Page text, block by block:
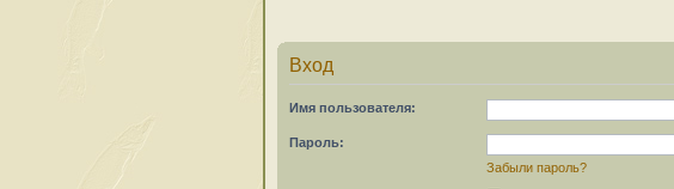
Вход
Имя пользователя:
Пароль:
Забыли пароль?